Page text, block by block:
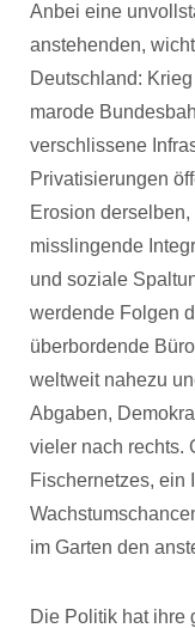
Anbei eine
anstehenden,
Deutschland:
marode
verschlissene
Privatisierungen
Erosion
misslingende
und soziale
werdende Folgen
überbordende
weltweit nahezu
Abgaben,
vieler nach rechts.
Fischernetzes, ein
im Garten den
Die Politik hat ihre